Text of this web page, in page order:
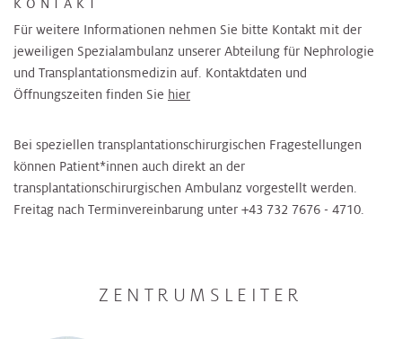
KONTAKT
Für weitere Informationen nehmen Sie bitte Kontakt mit der
jeweiligen Spezialambulanz unserer Abteilung für Nephrologie
und Transplantationsmedizin auf. Kontaktdaten und
Öffnungszeiten finden Sie hier
Bei speziellen transplantationschirurgischen Fragestellungen
können Patient*innen auch direkt an der
transplantationschirurgischen Ambulanz vorgestellt werden.
Freitag nach Terminvereinbarung unter +43 732 7676 - 4710.
ZENTRUMSLEITER